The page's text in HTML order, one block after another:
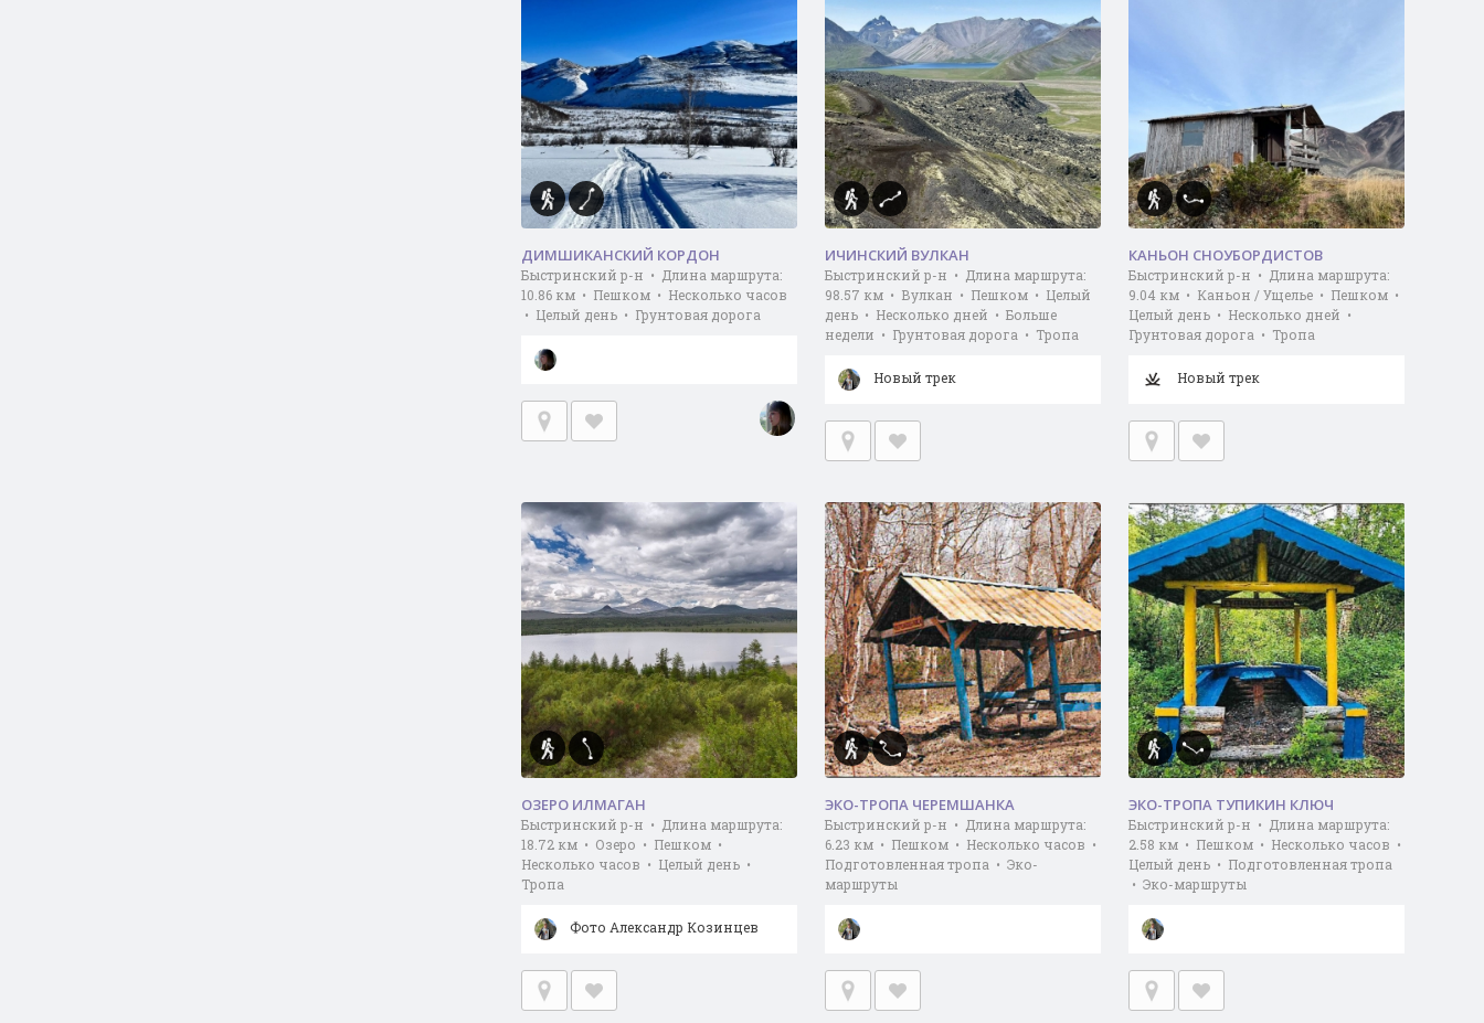
ДИМШИКАНСКИЙ КОРДОН
Быстринский р-н • Длина маршрута:
10.86 км • Пешком • Несколько часов
• Целый день • Грунтовая дорога
ИЧИНСКИЙ ВУЛКАН
Быстринский р-н • Длина маршрута:
98.57 км • Вулкан • Пешком • Целый
день • Несколько дней • Больше
недели • Грунтовая дорога • Тропа
Новый трек
КАНЬОН СНОУБОРДИСТОВ
Быстринский р-н • Длина маршрута:
9.04 км • Каньон / Ущелье • Пешком •
Целый день • Несколько дней •
Грунтовая дорога • Тропа
Новый трек
ОЗЕРО ИЛМАГАН
Быстринский р-н • Длина маршрута:
18.72 км • Озеро • Пешком •
Несколько часов • Целый день •
Тропа
Фото Александр Козинцев
ЭКО-ТРОПА ЧЕРЕМШАНКА
Быстринский р-н • Длина маршрута:
6.23 км • Пешком • Несколько часов •
Подготовленная тропа • Эко-
маршруты
ЭКО-ТРОПА ТУПИКИН КЛЮЧ
Быстринский р-н • Длина маршрута:
2.58 км • Пешком • Несколько часов •
Целый день • Подготовленная тропа
• Эко-маршруты